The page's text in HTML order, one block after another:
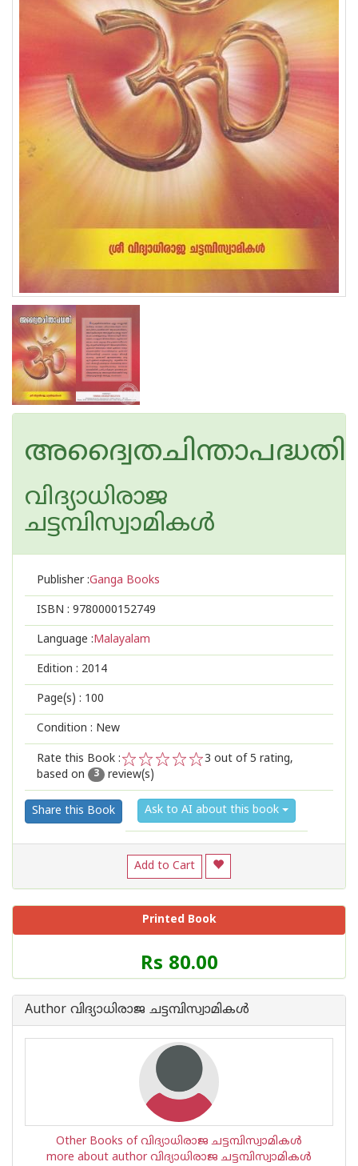
അദ്വൈതചിന്താപദ്ധതി
വിദ്യാധിരാജ
ചട്ടമ്പിസ്വാമികള്‍
Publisher :Ganga Books
ISBN : 9780000152749
Language :Malayalam
Edition : 2014
Page(s) : 100
Condition : New
Rate this Book :
2
1
3 out of 5 rating,
based on
3 review(s)
Share this Book Ask to AI about this book
Add to Cart
Printed Book
Price
of
Book
Rs 80.00
Author വിദ്യാധിരാജ ചട്ടമ്പിസ്വാമികള്‍
Other Books of വിദ്യാധിരാജ ചട്ടമ്പിസ്വാമികള്‍
more about author വിദ്യാധിരാജ ചട്ടമ്പിസ്വാമികള്‍